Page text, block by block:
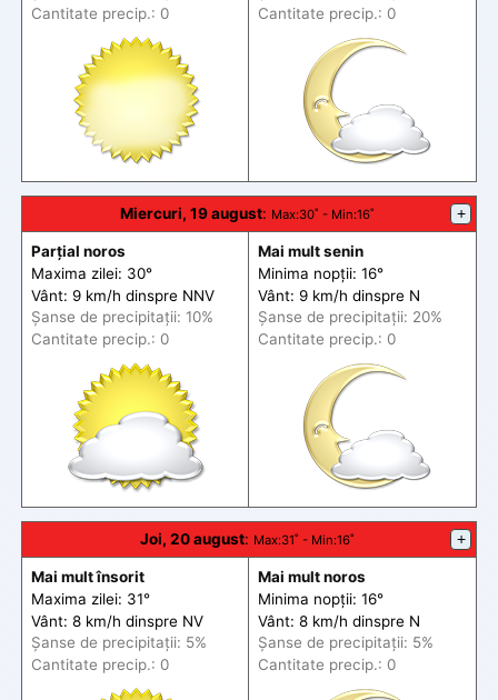
Cantitate precip.: 0
Cantitate precip.: 0
Miercuri, 19 august: Max:30˚ - Min:16˚ +
Parțial noros
Maxima zilei: 30°
Vânt: 9 km/h dinspre NNV
Șanse de precipitații: 10%
Cantitate precip.: 0
Mai mult senin
Minima nopții: 16°
Vânt: 9 km/h dinspre N
Șanse de precipitații: 20%
Cantitate precip.: 0
Joi, 20 august: Max:31˚ - Min:16˚ +
Mai mult însorit
Maxima zilei: 31°
Vânt: 8 km/h dinspre NV
Șanse de precipitații: 5%
Cantitate precip.: 0
Mai mult noros
Minima nopții: 16°
Vânt: 8 km/h dinspre N
Șanse de precipitații: 5%
Cantitate precip.: 0